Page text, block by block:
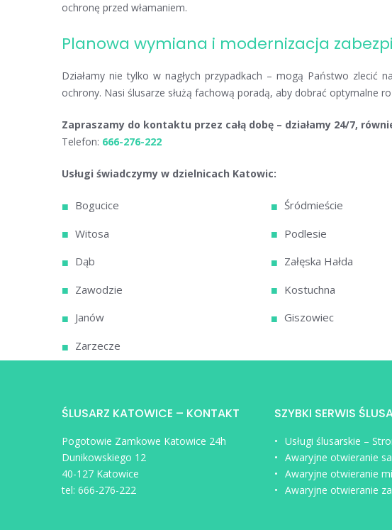
ochronę przed włamaniem.
Planowa wymiana i modernizacja
Działamy nie tylko w nagłych przypadkach – mogą Państwo
ochrony. Nasi ślusarze służą fachową poradą, aby dobrać optymalne
Zapraszamy do kontaktu przez całą dobę – działamy 24/7,
Telefon: 666-276-222
Usługi świadczymy w dzielnicach Katowic:
Bogucice Śródmieście
Witosa
Podlesie
Dąb
Załęska Hałda
Zawodzie
Kostuchna
Janów
Giszowiec
Zarzecze
ŚLUSARZ KATOWICE – KONTAKT
Pogotowie Zamkowe Katowice 24h
Dunikowskiego 12
40-127 Katowice
tel: 666-276-222
SZYBKI SERWIS
Usługi ślusarskie –
Awaryjne otwieranie
Awaryjne otwieranie
Awaryjne otwieranie